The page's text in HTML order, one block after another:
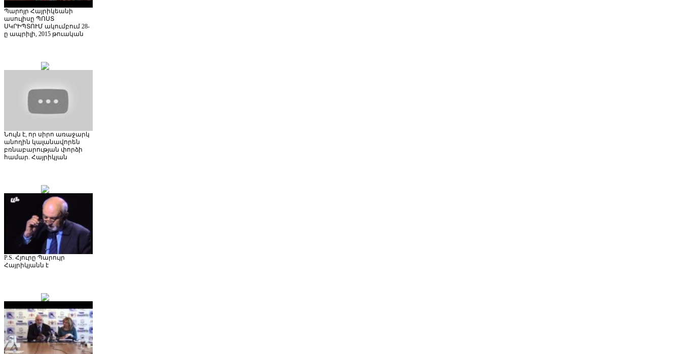
Պարոյր Հայրիկեանի
ասուլիսը ՊՈՍՏ
ՍԿՐԻՊՏՈՒՄ ակումբում 28-
ը ապրիլի, 2015 թուական
Նույն է, որ սիրո առաջարկ
անողին կալանավորեն
բռնաբարության փորձի
համար. Հայրիկյան
P.S. Հյուրը Պարույր
Հայրիկյանն է